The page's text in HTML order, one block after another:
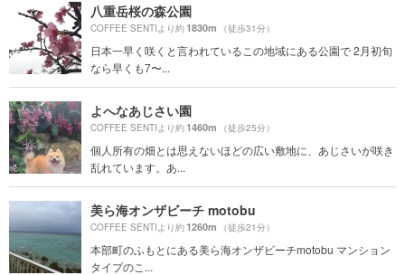
八重岳桜の森公園
COFFEE SENTIより約1830m （徒歩31分）
日本一早く咲くと言われているこの地域にある公園で 2月初旬
なら早くも7〜...
よへなあじさい園
COFFEE SENTIより約1460m （徒歩25分）
個人所有の畑とは思えないほどの広い敷地に、あじさいが咲き
乱れています。あ...
美ら海オンザビーチ motobu
COFFEE SENTIより約1260m （徒歩21分）
本部町のふもとにある美ら海オンザビーチmotobu マンション
タイプのこ...